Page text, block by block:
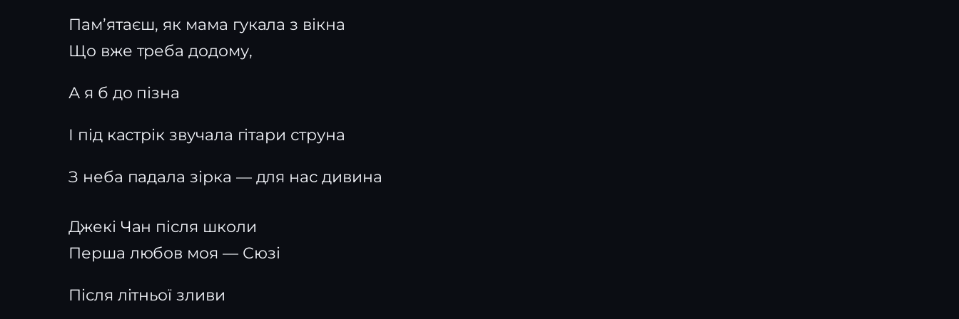
Пам’ятаєш, як мама гукала з вікна
Що вже треба додому,
А я б до пізна
І під кастрік звучала гітари струна
З неба падала зірка — для нас дивина
Джекі Чан після школи
Перша любов моя — Сюзі
Після літньої зливи